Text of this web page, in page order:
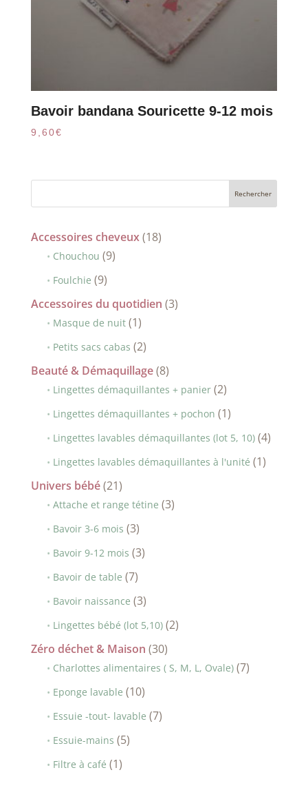
Bavoir bandana Souricette 9-12 mois
9,60€
Accessoires cheveux 1818
Chouchou 99
Foulchie 99
produits
Accessoires du quotidien 33
Masque de nuit 11
produit
Petits sacs cabas 22
produits
Beauté & Démaquillage 88
produits
Lingettes démaquillantes + panier 22
produits
Lingettes démaquillantes + pochon 11
produit
Lingettes lavables démaquillantes (lot 5, 10) 44
Lingettes lavables démaquillantes à l'unité 11
Univers bébé 2121
produits
Attache et range tétine 33
Bavoir 3-6 mois 33
produits
Bavoir 9-12 mois 33
Bavoir de table 77
produits
Bavoir naissance 33
produits
Lingettes bébé (lot 5,10) 22
Zéro déchet & Maison 3030
produits
Charlottes alimentaires ( S, M, L, Ovale) 77
Eponge lavable 1010
produits
Essuie -tout- lavable 77
Essuie-mains 55
Filtre à café 11